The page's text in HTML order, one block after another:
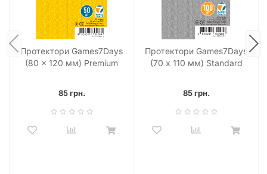
процесі, стратегіях та емоціях, забувши про тривогу за
збереження карт. Зробіть свій ігровий досвід максимально
комфортним та естетичним разом із надійним захистом від
Games7Days!
Протектори Games7Days
(80 x 120 мм) Premium
85 грн.
Протектори Games7Days
(70 х 110 мм) Standard
85 грн.